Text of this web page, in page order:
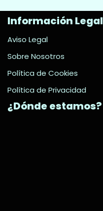
Información Legal
Aviso Legal
Sobre Nosotros
Política de Cookies
Política de Privacidad
¿Dónde estamos?